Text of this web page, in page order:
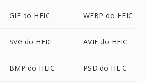
GIF do HEIC WEBP do HEIC
SVG do HEIC AVIF do HEIC
BMP do HEIC PSD do HEIC